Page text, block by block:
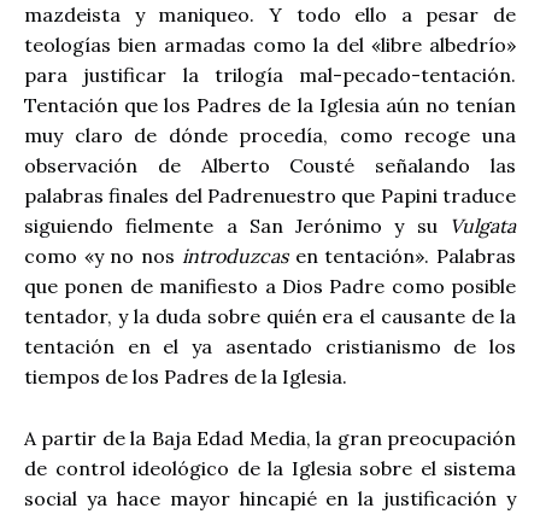
mazdeista y maniqueo. Y todo ello a pesar de
teologías bien armadas como la del «libre albedrío»
para justificar la trilogía mal-pecado-tentación.
Tentación que los Padres de la Iglesia aún no tenían
muy claro de dónde procedía, como recoge una
observación de Alberto Cousté señalando las
palabras finales del Padrenuestro que Papini traduce
siguiendo fielmente a San Jerónimo y su Vulgata
como «y no nos introduzcasen tentación». Palabras
que ponen de manifiesto a Dios Padre como posible
tentador, y la duda sobre quién era el causante de la
tentación en el ya asentado cristianismo de los
tiempos de los Padres de la Iglesia.
A partir de la Baja Edad Media, la gran preocupación
de control ideológico de la Iglesia sobre el sistema
social ya hace mayor hincapié en la justificación y